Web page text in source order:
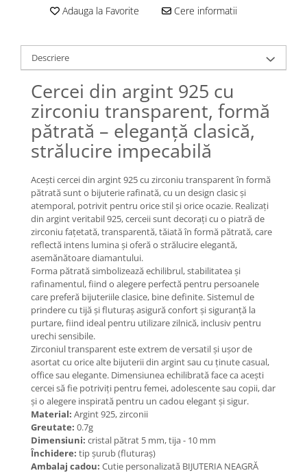
Lănțișoare cu Soare
Lănțișoare cu Animale
Lănțișoare cu Molecule
Lănțișoare cu Pietre Naturale
Lănțișoare Argint Diverse
COLIERE CU PERLE
Coliere cu Perle Naturale
COLIERE ȘNUR REGLABIL
Coliere cu Inimioare
Coliere cu Cruce
Coliere cu Stea
Coliere cu Soare
Coliere cu Semilună
Coliere cu Zodii
Coliere cu Flori
Coliere cu Animale
Coliere cu Molecule
Coliere Diverse
BRĂȚĂRI
BRĂȚĂRI CU ȘNUR REGLABIL
Brățări din Aur cu șnur reglabil
Brățări din Argint cu șnur reglabil
BRĂȚĂRI CU PIETRE SEMIPREȚIOASE
Adauga la Favorite Cere informatii
Descriere
Cercei din argint 925 cu
zirconiu transparent, formă
pătrată – eleganță clasică,
strălucire impecabilă
Acești cercei din argint 925 cu zirconiu transparent în formă
pătrată sunt o bijuterie rafinată, cu un design clasic și
atemporal, potrivit pentru orice stil și orice ocazie. Realizați
din argint veritabil 925, cerceii sunt decorați cu o piatră de
zirconiu fațetată, transparentă, tăiată în formă pătrată, care
reflectă intens lumina și oferă o strălucire elegantă,
asemănătoare diamantului.
Forma pătrată simbolizează echilibrul, stabilitatea și
rafinamentul, fiind o alegere perfectă pentru persoanele
care preferă bijuteriile clasice, bine definite. Sistemul de
prindere cu tijă și fluturaș asigură confort și siguranță la
purtare, fiind ideal pentru utilizare zilnică, inclusiv pentru
urechi sensibile.
Zirconiul transparent este extrem de versatil și ușor de
asortat cu orice alte bijuterii din argint sau cu ținute casual,
office sau elegante. Dimensiunea echilibrată face ca acești
cercei să fie potriviți pentru femei, adolescente sau copii, dar
și o alegere inspirată pentru un cadou elegant și sigur.
Material: Argint 925, zirconii
Greutate: 0.7g
Dimensiuni: cristal pătrat 5 mm, tija - 10 mm
Închidere: tip șurub (fluturaș)
Ambalaj cadou: Cutie personalizată BIJUTERIA NEAGRĂ